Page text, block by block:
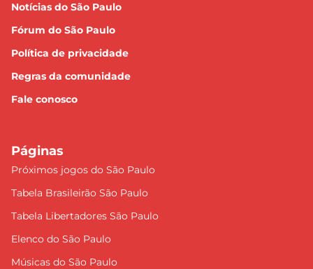
Notícias do São Paulo
Fórum do São Paulo
Política de privacidade
Regras da comunidade
Fale conosco
Páginas
Próximos jogos do São Paulo
Tabela Brasileirão São Paulo
Tabela Libertadores São Paulo
Elenco do São Paulo
Músicas do São Paulo